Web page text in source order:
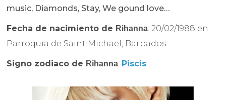
music, Diamonds, Stay, We gound love…
Fecha de nacimiento de Rihanna: 20/02/1988 en
Parroquia de Saint Michael, Barbados
Signo zodiaco de Rihanna: Piscis